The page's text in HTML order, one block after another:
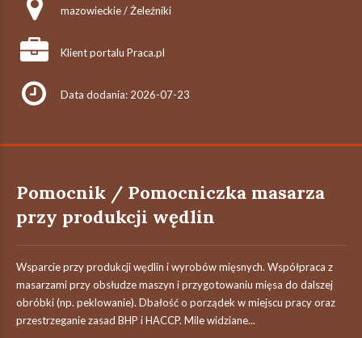
mazowieckie / Żeleźniki
Klient portalu Praca.pl
Data dodania: 2026-07-23
Pomocnik / Pomocniczka masarza
przy produkcji wędlin
Wsparcie przy produkcji wędlin i wyrobów mięsnych. Współpraca z
masarzami przy obsłudze maszyn i przygotowaniu mięsa do dalszej
obróbki (np. peklowanie). Dbałość o porządek w miejscu pracy oraz
przestrzeganie zasad BHP i HACCP. Mile widziane...